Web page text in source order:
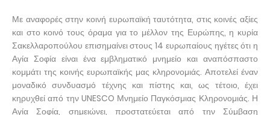
Με αναφορές στην κοινή ευρωπαϊκή ταυτότητα, στις κοινές αξίες
και στο κοινό τους όραμα για το μέλλον της Ευρώπης, η κυρία
Σακελλαροπούλου επισημαίνει στους 14 ευρωπαίους ηγέτες ότι η
Αγία Σοφία είναι ένα εμβληματικό μνημείο και αναπόσπαστο
κομμάτι της κοινής ευρωπαϊκής μας κληρονομιάς. Αποτελεί έναν
μοναδικό συνδυασμό τέχνης και πίστης και, ως τέτοιο, έχει
κηρυχθεί από την UNESCO Μνημείο Παγκόσμιας Κληρονομιάς. Η
Αγία Σοφία, σημειώνει, προστατεύεται από την Σύμβαση